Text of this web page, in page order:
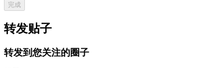
完成
转发贴子
转发到您关注的圈子